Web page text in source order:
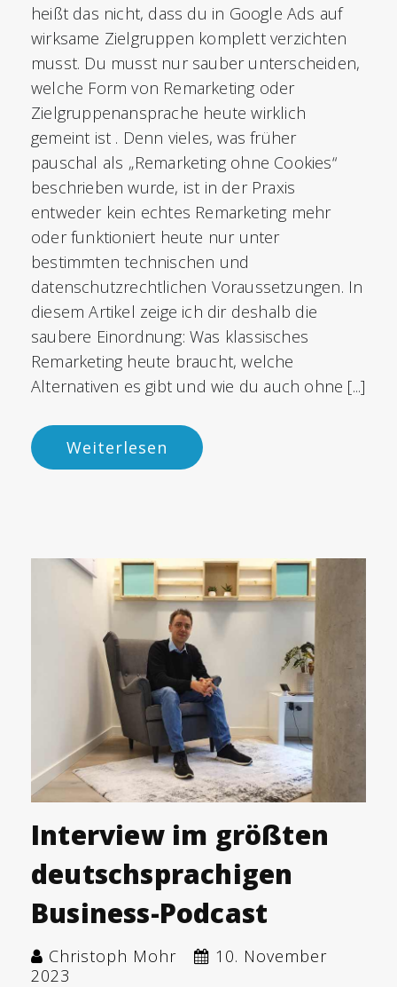
heißt das nicht, dass du in Google Ads auf
wirksame Zielgruppen komplett verzichten
musst. Du musst nur sauber unterscheiden,
welche Form von Remarketing oder
Zielgruppenansprache heute wirklich
gemeint ist . Denn vieles, was früher
pauschal als „Remarketing ohne Cookies“
beschrieben wurde, ist in der Praxis
entweder kein echtes Remarketing mehr
oder funktioniert heute nur unter
bestimmten technischen und
datenschutzrechtlichen Voraussetzungen. In
diesem Artikel zeige ich dir deshalb die
saubere Einordnung: Was klassisches
Remarketing heute braucht, welche
Alternativen es gibt und wie du auch ohne [...]
Weiterlesen
Interview im größten
deutschsprachigen
Business-Podcast
Christoph Mohr
10. November
2023